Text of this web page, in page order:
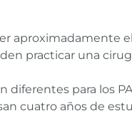
aproximadamente el
practicar una
diferentes para los
cuatro años de